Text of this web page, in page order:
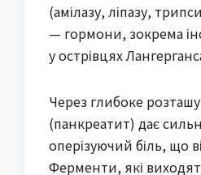
(амілазу, ліпазу,
— гормони, зокрема
у острівцях
Через глибоке
(панкреатит) дає
оперізуючий біль, що
Ферменти, які